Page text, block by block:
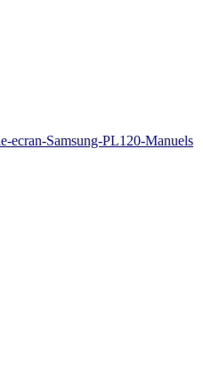
ecran-Samsung-PL120-Manuels